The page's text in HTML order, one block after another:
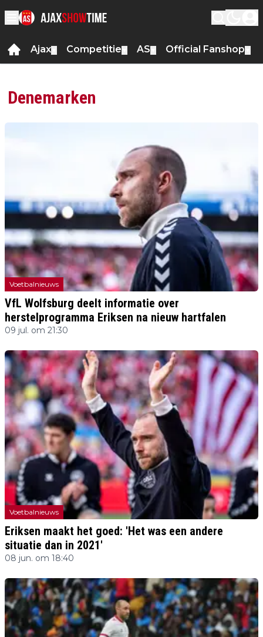
Ajax Competitie AS Official Fanshop
Denemarken
Voetbalnieuws
VfL Wolfsburg deelt informatie over
herstelprogramma Eriksen na nieuw hartfalen
09 jul. om 21:30
Voetbalnieuws
Eriksen maakt het goed: 'Het was een andere
situatie dan in 2021'
08 jun. om 18:40